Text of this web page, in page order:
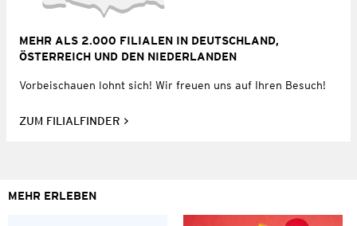
MEHR ALS 2.000 FILIALEN IN DEUTSCHLAND,
ÖSTERREICH UND DEN NIEDERLANDEN
Vorbeischauen lohnt sich! Wir freuen uns auf Ihren Besuch!
ZUM FILIALFINDER
MEHR ERLEBEN